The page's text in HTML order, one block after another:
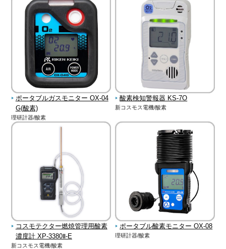
ポータブルガスモニター OX-04
G(酸素)
理研計器/酸素
酸素検知警報器 KS-7O
新コスモス電機/酸素
コスモテクター燃焼管理用酸素
濃度計 XP-3380Ⅱ-E
新コスモス電機/酸素
ポータブル酸素モニター OX-08
理研計器/酸素